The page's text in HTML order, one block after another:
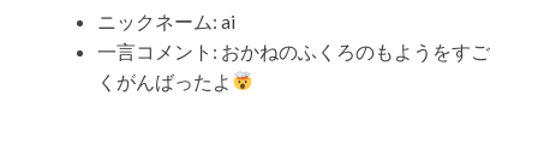
ニックネーム: ai
一言コメント: おかねのふくろのもようをすご
くがんばったよ